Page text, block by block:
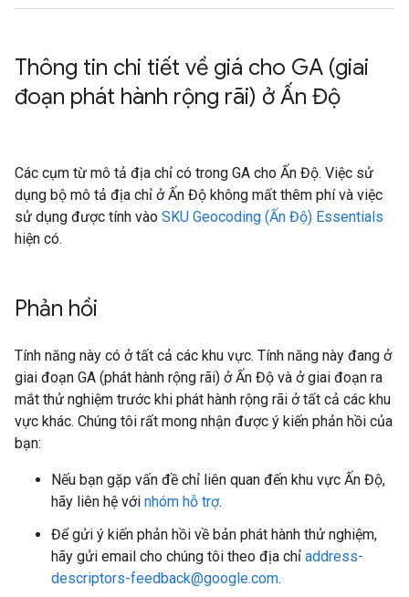
Thông tin chi tiết về giá cho GA (giai
đoạn phát hành rộng rãi) ở Ấn Độ
Các cụm từ mô tả địa chỉ có trong GA cho Ấn Độ. Việc sử
dụng bộ mô tả địa chỉ ở Ấn Độ không mất thêm phí và việc
sử dụng được tính vào SKU Geocoding (Ấn Độ) Essentials
hiện có.
Phản hồi
Tính năng này có ở tất cả các khu vực. Tính năng này đang ở
giai đoạn GA (phát hành rộng rãi) ở Ấn Độ và ở giai đoạn ra
mắt thử nghiệm trước khi phát hành rộng rãi ở tất cả các khu
vực khác. Chúng tôi rất mong nhận được ý kiến phản hồi của
bạn:
Nếu bạn gặp vấn đề chỉ liên quan đến khu vực Ấn Độ,
hãy liên hệ với nhóm hỗ trợ.
Để gửi ý kiến phản hồi về bản phát hành thử nghiệm,
hãy gửi email cho chúng tôi theo địa chỉ address-
descriptors-feedback@google.com.